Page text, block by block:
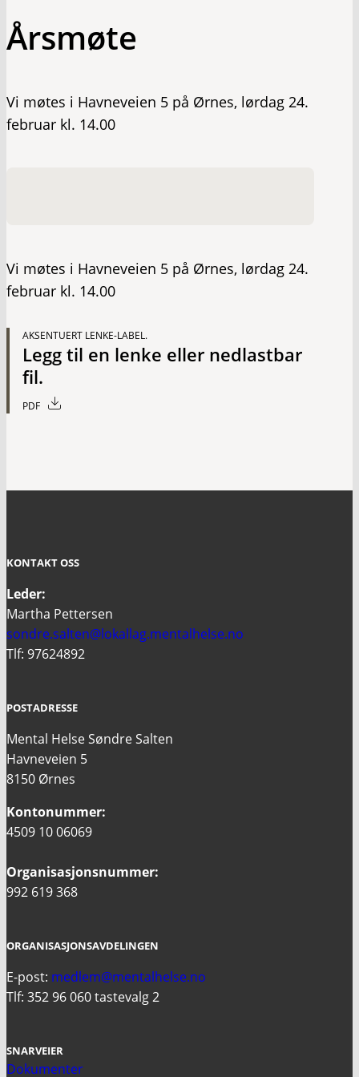
Årsmøte
Vi møtes i Havneveien 5 på Ørnes, lørdag 24.
februar kl. 14.00
Vi møtes i Havneveien 5 på Ørnes, lørdag 24.
februar kl. 14.00
AKSENTUERT LENKE-LABEL.
Legg til en lenke eller nedlastbar
fil.
PDF
KONTAKT OSS
Leder:
Martha Pettersen
sondre.salten@lokallag.mentalhelse.no
Tlf: 97624892
POSTADRESSE
Mental Helse Søndre Salten
Havneveien 5
8150 Ørnes
Kontonummer:
4509 10 06069
Organisasjonsnummer:
992 619 368
ORGANISASJONSAVDELINGEN
E-post: medlem@mentalhelse.no
Tlf: 352 96 060 tastevalg 2
SNARVEIER
Dokumenter